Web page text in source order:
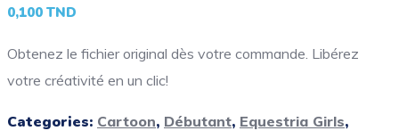
0,100 TND
Obtenez le fichier original dès votre commande. Libérez
votre créativité en un clic!
Categories: Cartoon, Débutant, Equestria Girls,